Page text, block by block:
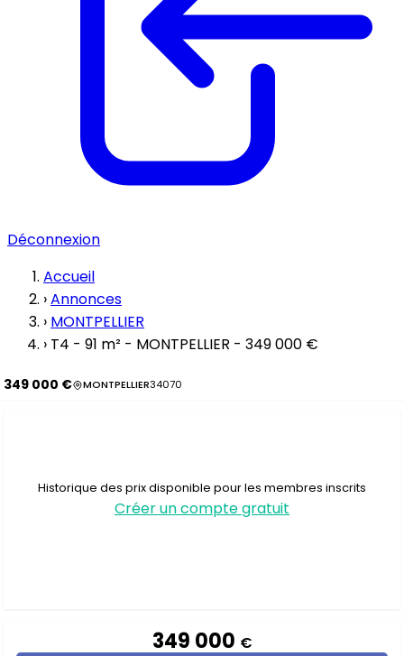
Déconnexion
Accueil
›Annonces
› MONTPELLIER
› T4 - 91 m² - MONTPELLIER - 349 000 €
349 000 € MONTPELLIER34070
Historique des prix disponible pour les membres inscrits
Créer un compte gratuit
349 000 €